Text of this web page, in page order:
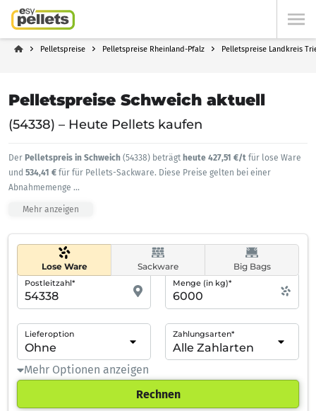
Pelletspreise Pelletspreise Rheinland-Pfalz Pelletspreise Landkreis
Pelletspreise Schweich aktuell
(54338) – Heute Pellets kaufen
Der Pelletspreis in Schweich (54338) beträgt heute 427,51 €/t für lose Ware
und 534,41 € für für Pellets-Sackware. Diese Preise gelten bei einer
Abnahmemenge ...
Mehr anzeigen
Lose Ware Sackware Big Bags
Postleitzahl* Menge (in kg)*
Lieferoption Zahlungsarten*
Mehr Optionen anzeigen
Rechnen